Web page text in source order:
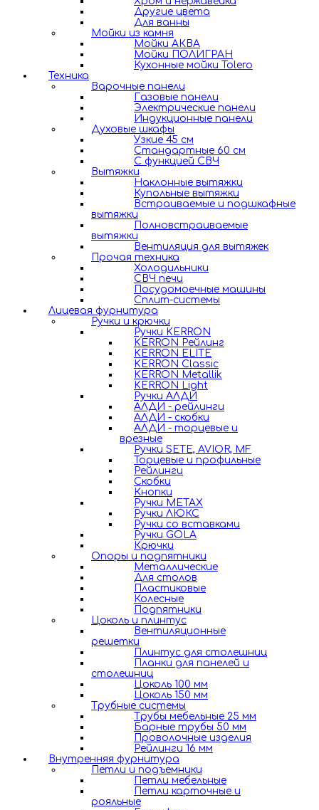
Другие цвета
Для ванны
Мойки из камня
Мойки АКВА
Мойки ПОЛИГРАН
Кухонные мойки Tolero
Техника
Варочные панели
Газовые панели
Электрические панели
Индукционные панели
Духовые шкафы
Узкие 45 см
Стандартные 60 см
С функцией СВЧ
Вытяжки
Наклонные вытяжки
Купольные вытяжки
Встраиваемые и подшкафные
вытяжки
Полновстраиваемые
вытяжки
Вентиляция для вытяжек
Прочая техника
Холодильники
СВЧ печи
Посудомоечные машины
Сплит-системы
Лицевая фурнитура
Ручки и крючки
Ручки KERRON
KERRON Рейлинг
KERRON ELITE
KERRON Classic
KERRON Metallik
KERRON Light
Ручки АЛДИ
АЛДИ - рейлинги
АЛДИ - скобки
АЛДИ - торцевые и
врезные
Ручки SETE, AVIOR, MF
Торцевые и профильные
Рейлинги
Скобки
Кнопки
Ручки METAX
Ручки ЛЮКС
Ручки со вставками
Ручки GOLA
Крючки
Опоры и подпятники
Металлические
Для столов
Пластиковые
Колесные
Подпятники
Цоколь и плинтус
Вентиляционные
решетки
Плинтус для столешниц
Планки для панелей и
столешниц
Цоколь 100 мм
Цоколь 150 мм
Трубные системы
Трубы мебельные 25 мм
Барные трубы 50 мм
Проволочные изделия
Рейлинги 16 мм
Внутренняя фурнитура
Петли и подъемники
Петли мебельные
Петли карточные и
рояльные